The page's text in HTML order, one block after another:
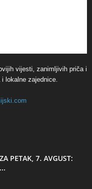
vijesti, zanimljivih priča i
lokalne zajednice.
PETAK, 7. AVGUST: